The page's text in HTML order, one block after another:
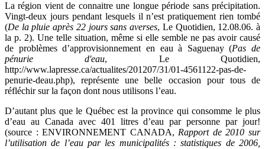
La région vient de connaitre une longue période sans précipitation.
Vingt-deux jours pendant lesquels il n’est pratiquement rien tombé
(De la pluie après 22 jours sans averses, Le Quotidien, 12.08.06. à
la p. 2). Une telle situation, même si elle semble ne pas avoir causé
de problèmes d’approvisionnement en eau à Saguenay (Pas de
pénurie d'eau, Le Quotidien,
http://www.lapresse.ca/actualites/201207/31/01-4561122-pas-de-
penurie-deau.php), représente une belle occasion pour tous de
réfléchir sur la façon dont nous utilisons l’eau.
D’autant plus que le Québec est la province qui consomme le plus
d’eau au Canada avec 401 litres d’eau par personne par jour!
(source : ENVIRONNEMENT CANADA, Rapport de 2010 sur
l’utilisation de l’eau par les municipalités : statistiques de 2006,